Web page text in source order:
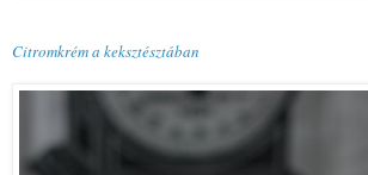
Citromkrém a keksztésztában